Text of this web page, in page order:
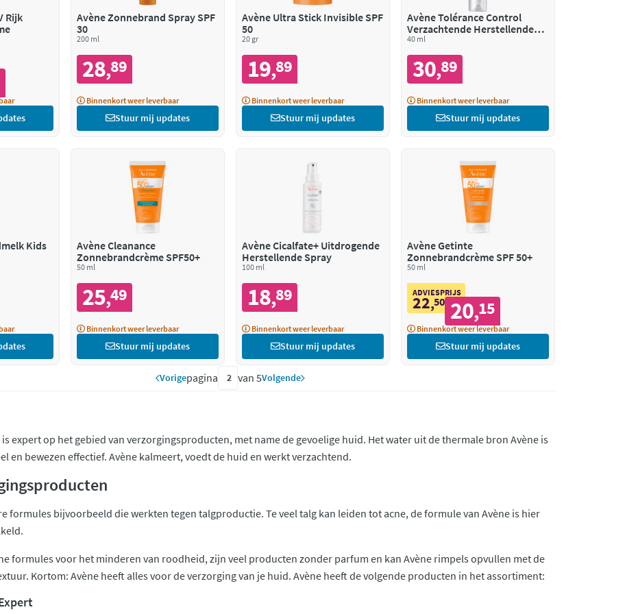
Avène Zonnebrand Spray SPF
30
200 ml
28,89
Binnenkort weer leverbaar
Stuur mij updates
Avène Ultra Stick Invisible SPF
50
20 gr
19,89
Binnenkort weer leverbaar
Stuur mij updates
Avène Tolérance Control
Verzachtende Herstellende
Balsem
40 ml
30,89
Binnenkort weer leverbaar
Stuur mij updates
Kids
Avène Cleanance
Zonnebrandcrème SPF50+
50 ml
25,49
Binnenkort weer leverbaar
Stuur mij updates
Avène Cicalfate+ Uitdrogende
Herstellende Spray
100 ml
18,89
Binnenkort weer leverbaar
Stuur mij updates
Avène Getinte
Zonnebrandcrème SPF 50+
50 ml
ADVIESPRIJS
22,50 20,15
Binnenkort weer leverbaar
Stuur mij updates
Vorigepagina van 5Volgende
is expert op het gebied van verzorgingsproducten, met name de gevoelige huid. Het water uit de thermale bron Avène is
en bewezen effectief. Avène kalmeert, voedt de huid en werkt verzachtend.
formules bijvoorbeeld die werkten tegen talgproductie. Te veel talg kan leiden tot acne, de formule van Avène is hier
formules voor het minderen van roodheid, zijn veel producten zonder parfum en kan Avène rimpels opvullen met de
Kortom: Avène heeft alles voor de verzorging van je huid. Avène heeft de volgende producten in het assortiment: